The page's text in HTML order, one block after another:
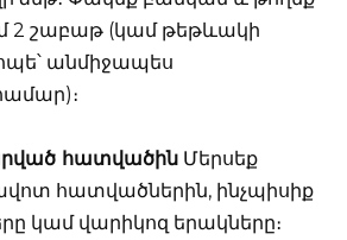
2 շաբաթ (կամ թեթևակի
անմիջապես
հատվածին Մերսեք
հատվածներին, ինչպիսիք
կամ վարիկոզ երակները։